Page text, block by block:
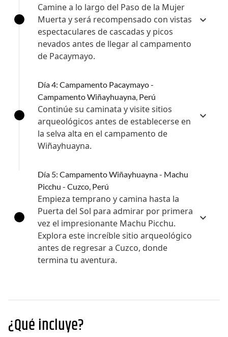
Camine a lo largo del Paso de la Mujer
Muerta y será recompensado con vistas
espectaculares de cascadas y picos
nevados antes de llegar al campamento
de Pacaymayo.
Día 4: Campamento Pacaymayo -
Campamento Wiñayhuayna, Perú
Continúe su caminata y visite sitios
arqueológicos antes de establecerse en
la selva alta en el campamento de
Wiñayhuayna.
Día 5: Campamento Wiñayhuayna - Machu
Picchu - Cuzco, Perú
Empieza temprano y camina hasta la
Puerta del Sol para admirar por primera
vez el impresionante Machu Picchu.
Explora este increíble sitio arqueológico
antes de regresar a Cuzco, donde
termina tu aventura.
¿Qué incluye?